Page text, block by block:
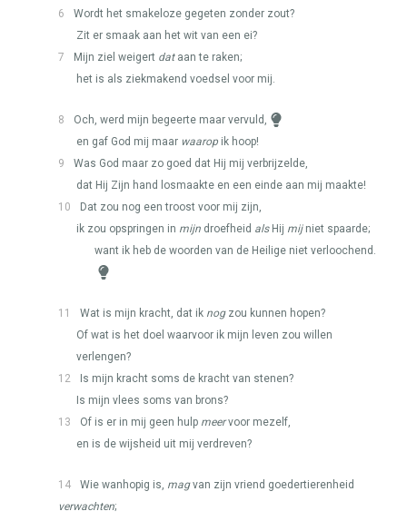
6
Wordt het smakeloze gegeten zonder zout?
Zit er smaak aan het wit van een ei?
7
Mijn ziel weigert dataan te raken;
het is als ziekmakend voedsel voor mij.
8
Och, werd mijn begeerte maar vervuld,
en gaf God mij maar waarop ik hoop!
9
Was God maar zo goed dat Hij mij verbrijzelde,
dat Hij Zijn hand losmaakte en een einde aan mij maakte!
10
Dat zou nog een troost voor mij zijn,
ik zou opspringen in mijn droefheid alsHij mijniet spaarde;
want ik heb de woorden van de Heilige niet verloochend.
11 Wat is mijn kracht, dat ik nogzou kunnen hopen?
Of wat is het doel waarvoor ik mijn leven zou willen
verlengen?
12
Is mijn kracht soms de kracht van stenen?
Is mijn vlees soms van brons?
13
Of is er in mij geen hulp meervoor mezelf,
en is de wijsheid uit mij verdreven?
14 Wie wanhopig is, magvan zijn vriend goedertierenheid
verwachten;